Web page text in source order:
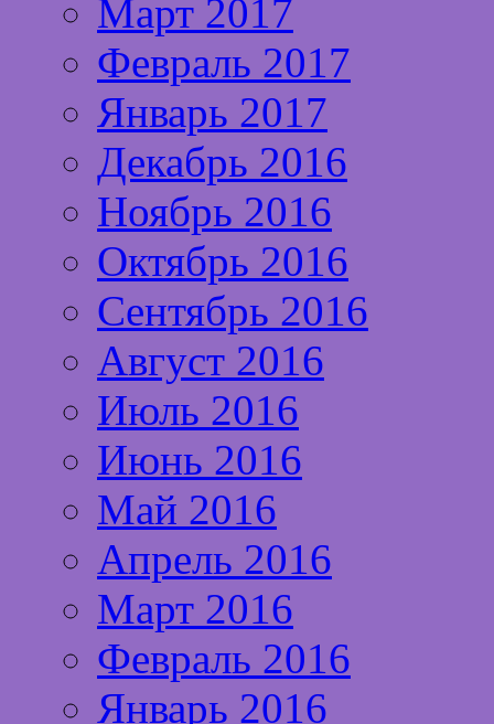
Март 2017
Февраль 2017
Январь 2017
Декабрь 2016
Ноябрь 2016
Октябрь 2016
Сентябрь 2016
Август 2016
Июль 2016
Июнь 2016
Май 2016
Апрель 2016
Март 2016
Февраль 2016
Январь 2016